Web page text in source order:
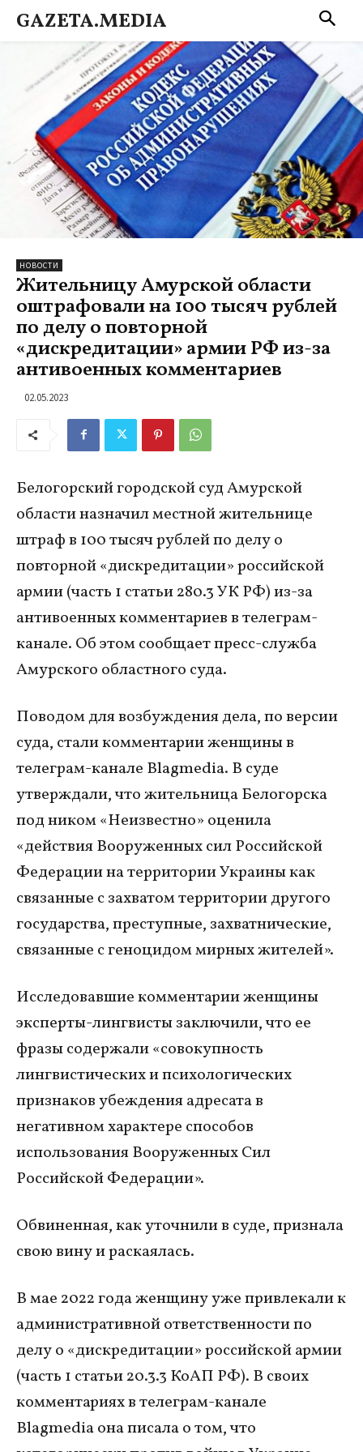
GAZETA.MEDIA
НОВОСТИ
Жительницу Амурской области
оштрафовали на 100 тысяч рублей
по делу о повторной
«дискредитации» армии РФ из-за
антивоенных комментариев
02.05.2023
Белогорский городской суд Амурской
области назначил местной жительнице
штраф в 100 тысяч рублей по делу о
повторной «дискредитации» российской
армии (часть 1 статьи 280.3 УК РФ) из-за
антивоенных комментариев в телеграм-
канале. Об этом сообщает пресс-служба
Амурского областного суда.
Поводом для возбуждения дела, по версии
суда, стали комментарии женщины в
телеграм-канале Blagmedia. В суде
утверждали, что жительница Белогорска
под ником «Неизвестно» оценила
«действия Вооруженных сил Российской
Федерации на территории Украины как
связанные с захватом территории другого
государства, преступные, захватнические,
связанные с геноцидом мирных жителей».
Исследовавшие комментарии женщины
эксперты-лингвисты заключили, что ее
фразы содержали «совокупность
лингвистических и психологических
признаков убеждения адресата в
негативном характере способов
использования Вооруженных Сил
Российской Федерации».
Обвиненная, как уточнили в суде, признала
свою вину и раскаялась.
В мае 2022 года женщину уже привлекали к
административной ответственности по
делу о «дискредитации» российской армии
(часть 1 статьи 20.3.3 КоАП РФ). В своих
комментариях в телеграм-канале
Blagmedia она писала о том, что